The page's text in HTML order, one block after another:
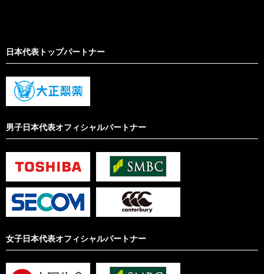
日本代表トップパートナー
男子日本代表オフィシャルパートナー
女子日本代表オフィシャルパートナー